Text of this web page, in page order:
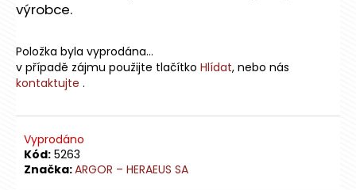
výrobce.
Položka byla vyprodána…
v případě zájmu použijte tlačítko Hlídat, nebo nás
kontaktujte .
Vyprodáno
Kód: 5263
Značka:ARGOR – HERAEUS SA
D
p
o
r
č
u
e